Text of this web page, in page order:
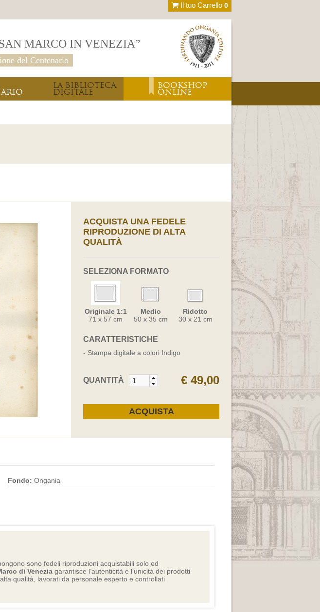
Il tuo Carrello 0
MARCO IN VENEZIA”
del Centenario
LA BIBLIOTECA
DIGITALE
BOOKSHOP
ONLINE
ACQUISTA UNA FEDELE
RIPRODUZIONE DI ALTA
QUALITÀ
SELEZIONA FORMATO
Originale 1:1
71 x 57 cm
Medio
50 x 35 cm
Ridotto
30 x 21 cm
CARATTERISTICHE
- Stampa digitale a colori Indigo
QUANTITÀ € 49,00
Fondo: Ongania
sono fedeli riproduzioni acquistabili solo ed
di Venezia garantisce l’autenticità e l’unicità dei prodotti
qualità, lavorati da personale esperto e controllati